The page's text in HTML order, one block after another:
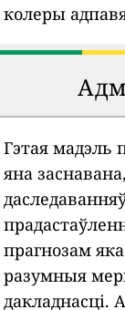
колеры
Гэтая мадэль
яна
прагнозам
разумныя
дакладнасці.